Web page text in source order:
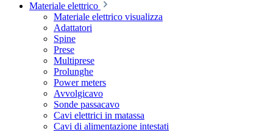
Materiale elettrico
Materiale elettrico visualizza
Adattatori
Spine
Prese
Multiprese
Prolunghe
Power meters
Avvolgicavo
Sonde passacavo
Cavi elettrici in matassa
Cavi di alimentazione intestati